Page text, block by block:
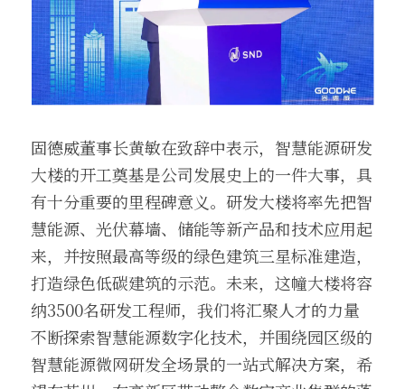
固德威董事长黄敏在致辞中表示，智慧能源研发
大楼的开工奠基是公司发展史上的一件大事，具
有十分重要的里程碑意义。研发大楼将率先把智
慧能源、光伏幕墙、储能等新产品和技术应用起
来，并按照最高等级的绿色建筑三星标准建造，
打造绿色低碳建筑的示范。未来，这幢大楼将容
纳3500名研发工程师，我们将汇聚人才的力量
不断探索智慧能源数字化技术，并围绕园区级的
智慧能源微网研发全场景的一站式解决方案，希